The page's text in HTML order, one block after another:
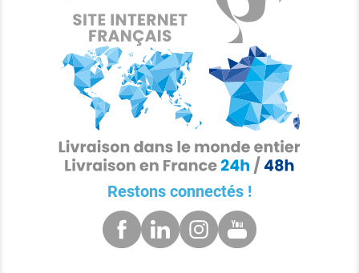
Restons connectés !